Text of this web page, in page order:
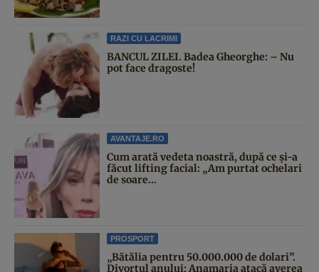
RAZI CU LACRIMI
BANCUL ZILEI. Badea Gheorghe: – Nu
pot face dragoste!
AVANTAJE.RO
Cum arată vedeta noastră, după ce și-a
făcut lifting facial: „Am purtat ochelari
de soare...
PROSPORT
„Bătălia pentru 50.000.000 de dolari”.
Divorțul anului: Anamaria atacă averea